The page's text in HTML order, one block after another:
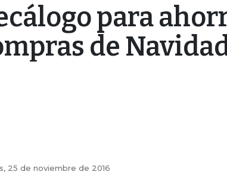
para
de
25 de noviembre de 2016